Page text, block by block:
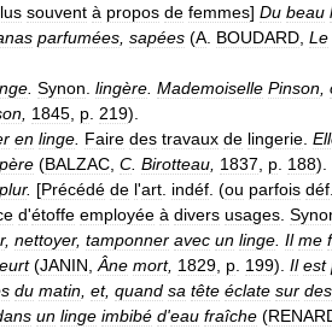
souvent à propos de femmes] Du beau
parfumées sapées (A BOUDARD Le
Synon lingère Mademoiselle Pinson
1845 p 219).
en linge Faire des travaux de lingerie
père (BALZAC C Birotteau 1837 p 188).
plur. [Précédé de l'art indéf . (ou parfois déf
d'étoffe employée à divers usages
, nettoyer, tamponner avec un linge Il me
(JANIN Âne mort, 1829 p 199). Il est
du matin et, quand sa tête éclate sur des
un linge imbibé d'eau fraîche (